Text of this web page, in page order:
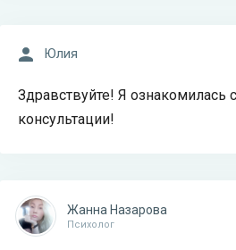
Юлия
Здравствуйте! Я ознакомилась
консультации!
Жанна Назарова
Психолог